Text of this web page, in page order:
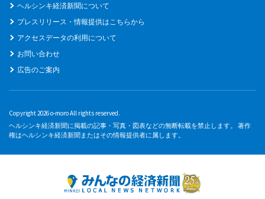
ヘルシンキ経済新聞について
プレスリリース・情報提供はこちらから
アクセスデータの利用について
お問い合わせ
広告のご案内
Copyright 2026 o-moro All rights reserved.
ヘルシンキ経済新聞に掲載の記事・写真・図表などの無断転載を禁止します。 著作
権はヘルシンキ経済新聞またはその情報提供者に属します。